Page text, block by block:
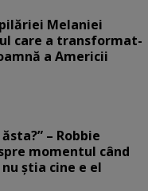
Melaniei
care a transformat-
a Americii
– Robbie
momentul când
știa cine e el